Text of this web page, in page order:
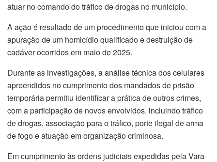
atuar no comando do tráfico de drogas no município.
A ação é resultado de um procedimento que iniciou com a
apuração de um homicídio qualificado e destruição de
cadáver ocorridos em maio de 2025.
Durante as investigações, a análise técnica dos celulares
apreendidos no cumprimento dos mandados de prisão
temporária permitiu identificar a prática de outros crimes,
com a participação de novos envolvidos, incluindo tráfico
de drogas, associação para o tráfico, porte ilegal de arma
de fogo e atuação em organização criminosa.
Em cumprimento às ordens judiciais expedidas pela Vara